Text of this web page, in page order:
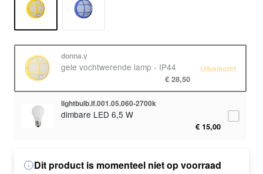
donna.y
gele vochtwerende lamp - IP44
€ 28,50
Uitverkocht
lightbulb.lf.001.05.060-2700k
dimbare LED 6,5 W
€ 15,00
Dit product is momenteel niet op voorraad